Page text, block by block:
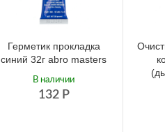
Герметик прокладка
синий 32г abro masters
132 Р
В наличии